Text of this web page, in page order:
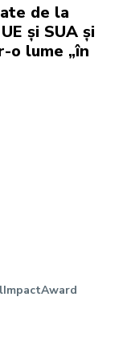
de la
și SUA și
o lume „în